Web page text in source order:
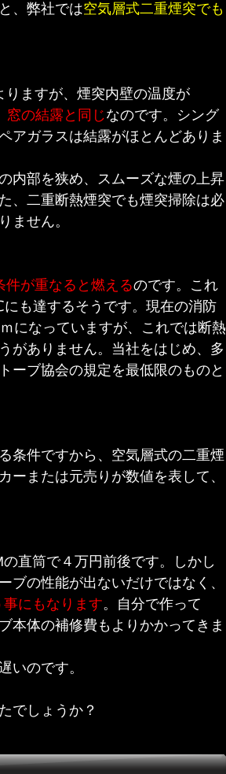
、弊社では空気層式二重煙突でも
りますが、煙突内壁の温度が
窓の結露と同じなのです。シング
アガラスは結露がほとんどありま
内部を狭め、スムーズな煙の上昇
、二重断熱煙突でも煙突掃除は必
ません。
件が重なると燃えるのです。これ
も達するそうです。現在の消防
になっていますが、これでは断熱
がありません。当社をはじめ、多
ーブ協会の規定を最低限のものと
条件ですから、空気層式の二重煙
ーまたは元売りが数値を表して、
直筒で４万円前後です。しかし
ブの性能が出ないだけではなく、
にもなります。自分で作って
本体の補修費もよりかかってきま
いのです。
でしょうか？